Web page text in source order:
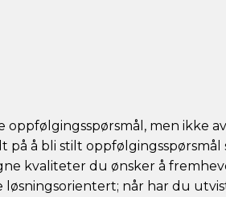
men ikke
å bli stilt oppfølgingsspørsmål
kvaliteter du ønsker å
når har du